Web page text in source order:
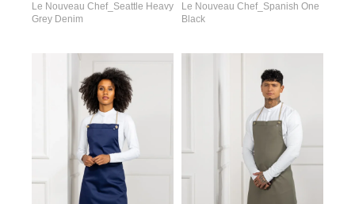
Le Nouveau Chef_Seattle Heavy
Grey Denim
Le Nouveau Chef_Spanish One
Black